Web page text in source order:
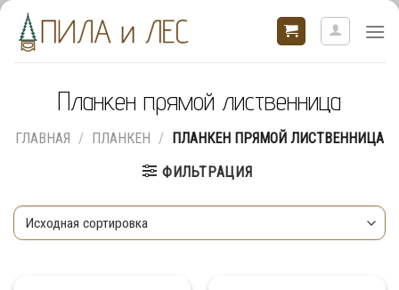
Skip
content
Планкен прямой лиственница
ГЛАВНАЯ / ПЛАНКЕН /
ПЛАНКЕН ПРЯМОЙ ЛИСТВЕННИЦА
ФИЛЬТРАЦИЯ